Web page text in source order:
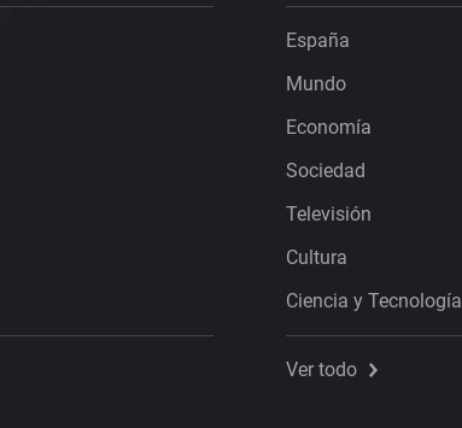
España
Mundo
Economía
Sociedad
Televisión
Cultura
Ciencia y Tecnología
Ver todo